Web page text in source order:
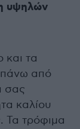
υψηλών
και τα
από
σας
καλίου
Τα τρόφιμα